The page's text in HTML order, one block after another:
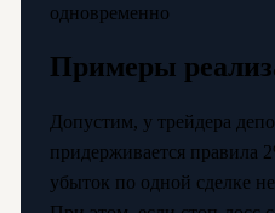
одновременно
Примеры
Допустим, у трейдера
придерживается правила
убыток по одной сделке